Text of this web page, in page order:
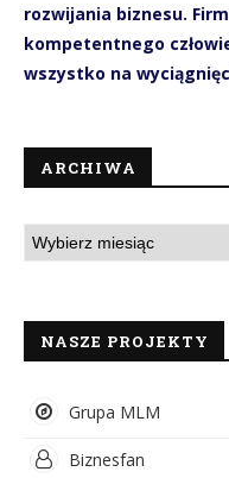
rozwijania biznesu.
kompetentnego
wszystko na
ARCHIWA
NASZE PROJEKTY
Grupa MLM
Biznesfan